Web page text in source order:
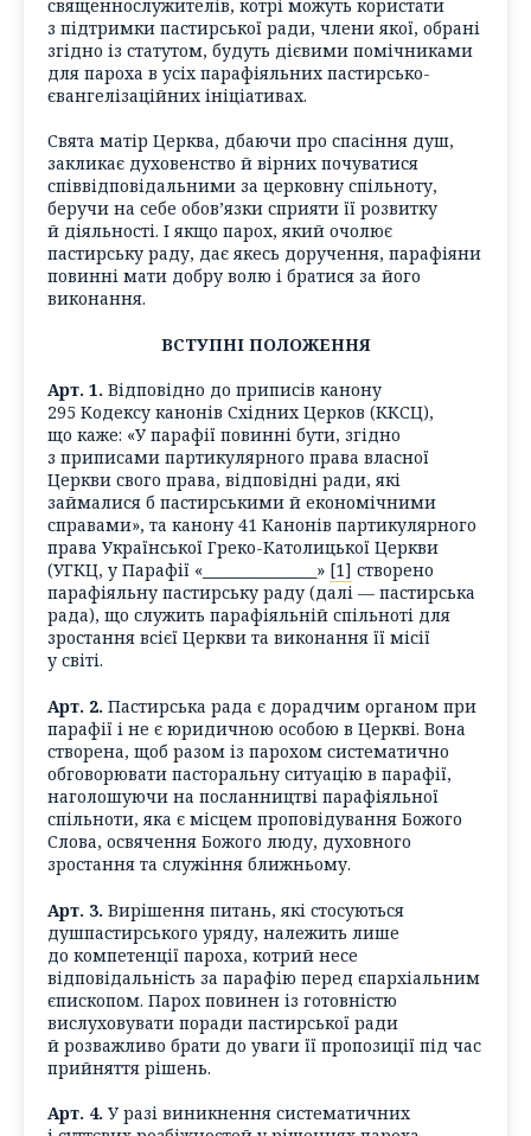
священнослужителів, котрі можуть користати
з підтримки пастирської ради, члени якої, обрані
згідно із статутом, будуть дієвими помічниками
для пароха в усіх парафіяльних пастирсько-
євангелізаційних ініціативах.
Свята матір Церква, дбаючи про спасіння душ,
закликає духовенство й вірних почуватися
співвідповідальними за церковну спільноту,
беручи на себе обов’язки сприяти її розвитку
й діяльності. І якщо парох, який очолює
пастирську раду, дає якесь доручення, парафіяни
повинні мати добру волю і братися за його
виконання.
ВСТУПНІ ПОЛОЖЕННЯ
Арт. 1. Відповідно до приписів канону
295 Кодексу канонів Східних Церков (ККСЦ),
що каже: «У парафії повинні бути, згідно
з приписами партикулярного права власної
Церкви свого права, відповідні ради, які
займалися б пастирськими й економічними
справами», та канону 41 Канонів партикулярного
права Української Греко-Католицької Церкви
(УГКЦ, у Парафії «
» [1] створено
парафіяльну пастирську раду (далі — пастирська
рада), що служить парафіяльній спільноті для
зростання всієї Церкви та виконання її місії
у світі.
Арт. 2. Пастирська рада є дорадчим органом при
парафії і не є юридичною особою в Церкві. Вона
створена, щоб разом із парохом систематично
обговорювати пасторальну ситуацію в парафії,
наголошуючи на посланництві парафіяльної
спільноти, яка є місцем проповідування Божого
Слова, освячення Божого люду, духовного
зростання та служіння ближньому.
Арт. 3. Вирішення питань, які стосуються
душпастирського уряду, належить лише
до компетенції пароха, котрий несе
відповідальність за парафію перед єпархіальним
єпископом. Парох повинен із готовністю
вислуховувати поради пастирської ради
й розважливо брати до уваги її пропозиції під час
прийняття рішень.
Арт. 4. У разі виникнення систематичних